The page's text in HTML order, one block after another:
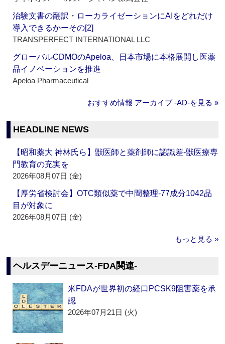
治験文書の翻訳・ローカライゼーションにAIをどれだけ
導入できるかーその[2]
TRANSPERFECT INTERNATIONAL LLC
グローバルCDMOのApeloa、日本市場に本格展開し医薬
品イノベーションを推進
Apeloa Pharmaceutical
おすすめ情報 アーカイブ ‐AD‐を見る »
HEADLINE NEWS
【昭和薬大 神林氏ら】獣医師と薬剤師に認識差‐獣医療専
門教育の充実を
2026年08月07日 (金)
【厚労省検討会】OTC類似薬で中間整理‐77成分1042品
目が対象に
2026年08月07日 (金)
もっと見る »
ヘルスデーニュース‐FDA関連‐
米FDAが世界初の経口PCSK9阻害薬を承
認
2026年07月21日 (火)